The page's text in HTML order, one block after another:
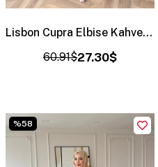
Lisbon Cupra Elbise Kahve (2010)
27.30$
60.91$
%58